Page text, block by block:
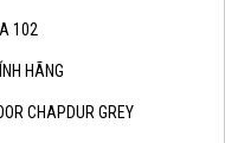
102
HÃNG
CHAPDUR GREY